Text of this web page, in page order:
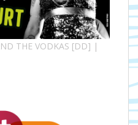
THE VODKAS [DD] |